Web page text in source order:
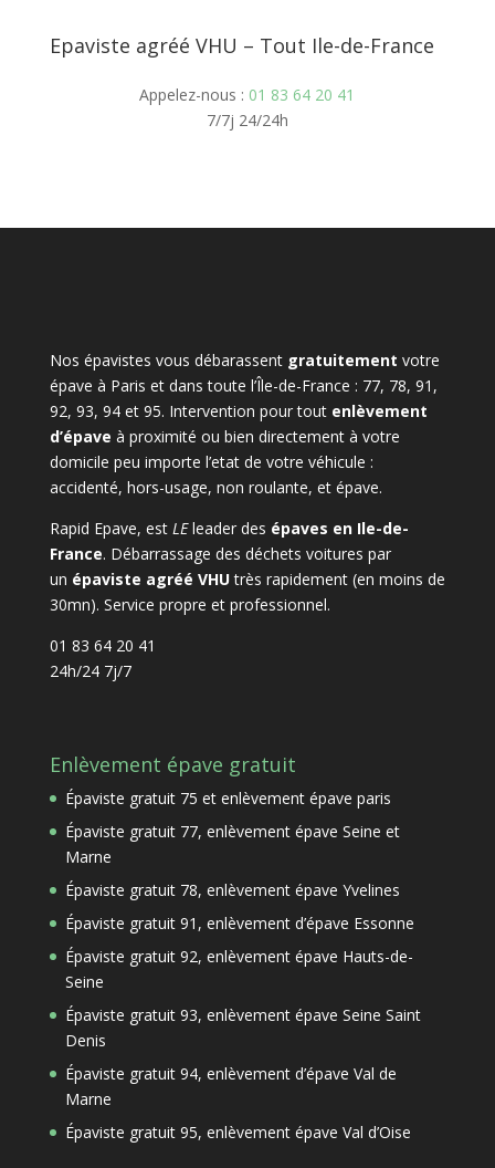
Epaviste agréé VHU – Tout Ile-de-France
Appelez-nous : 01 83 64 20 41
7/7j 24/24h
Nos épavistes vous débarassent gratuitement votre
épave à Paris et dans toute l’Île-de-France : 77, 78, 91,
92, 93, 94 et 95. Intervention pour tout enlèvement
d’épave à proximité ou bien directement à votre
domicile peu importe l’etat de votre véhicule :
accidenté, hors-usage, non roulante, et épave.
Rapid Epave, est LEleader des épaves en Ile-de-
France. Débarrassage des déchets voitures par
un épaviste agréé VHUtrès rapidement (en moins de
30mn). Service propre et professionnel.
01 83 64 20 41
24h/24 7j/7
Enlèvement épave gratuit
Épaviste gratuit 75 et enlèvement épave paris
Épaviste gratuit 77, enlèvement épave Seine et
Marne
Épaviste gratuit 78, enlèvement épave Yvelines
Épaviste gratuit 91, enlèvement d’épave Essonne
Épaviste gratuit 92, enlèvement épave Hauts-de-
Seine
Épaviste gratuit 93, enlèvement épave Seine Saint
Denis
Épaviste gratuit 94, enlèvement d’épave Val de
Marne
Épaviste gratuit 95, enlèvement épave Val d’Oise